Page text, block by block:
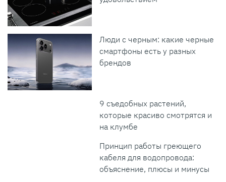
Люди с черным: какие черные
смартфоны есть у разных
брендов
9 съедобных растений,
которые красиво смотрятся и
на клумбе
Принцип работы греющего
кабеля для водопровода:
объяснение, плюсы и минусы